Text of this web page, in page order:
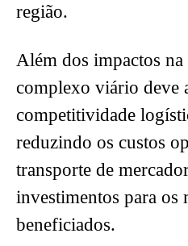
região.
Além dos impactos
complexo viário deve
competitividade
reduzindo os custos
transporte de
investimentos para os
beneficiados.